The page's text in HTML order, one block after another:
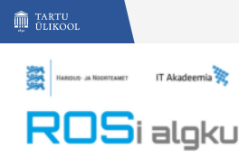
Liigu edasi põhisisu juurde